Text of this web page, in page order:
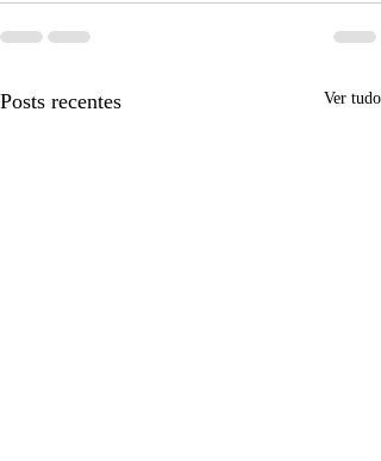
Posts recentes Ver tudo